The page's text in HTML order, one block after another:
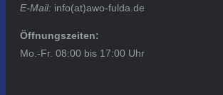
E-Mail: info(at)awo-fulda.de
Öffnungszeiten:
Mo.-Fr. 08:00 bis 17:00 Uhr